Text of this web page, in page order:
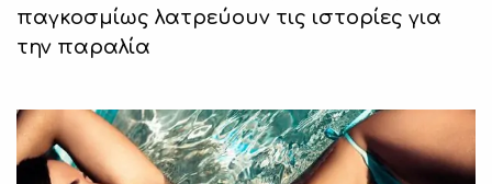
παγκοσμίως λατρεύουν τις ιστορίες για
την παραλία